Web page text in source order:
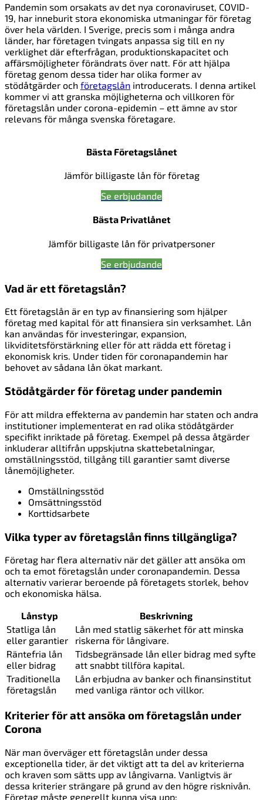
Pandemin som orsakats av det nya coronaviruset, COVID-
19, har inneburit stora ekonomiska utmaningar för företag
över hela världen. I Sverige, precis som i många andra
länder, har företagen tvingats anpassa sig till en ny
verklighet där efterfrågan, produktionskapacitet och
affärsmöjligheter förändrats över natt. För att hjälpa
företag genom dessa tider har olika former av
stödåtgärder och företagslån introducerats. I denna artikel
kommer vi att granska möjligheterna och villkoren för
företagslån under corona-epidemin – ett ämne av stor
relevans för många svenska företagare.
Bästa Företagslånet
Jämför billigaste lån för företag
Se erbjudande
Bästa Privatlånet
Jämför billigaste lån för privatpersoner
Se erbjudande
Vad är ett företagslån?
Ett företagslån är en typ av finansiering som hjälper
företag med kapital för att finansiera sin verksamhet. Lån
kan användas för investeringar, expansion,
likviditetsförstärkning eller för att rädda ett företag i
ekonomisk kris. Under tiden för coronapandemin har
behovet av sådana lån ökat markant.
Stödåtgärder för företag under pandemin
För att mildra effekterna av pandemin har staten och andra
institutioner implementerat en rad olika stödåtgärder
specifikt inriktade på företag. Exempel på dessa åtgärder
inkluderar alltifrån uppskjutna skattebetalningar,
omställningsstöd, tillgång till garantier samt diverse
lånemöjligheter.
Omställningsstöd
Omsättningsstöd
Korttidsarbete
Vilka typer av företagslån finns tillgängliga?
Företag har flera alternativ när det gäller att ansöka om
och ta emot företagslån under coronapandemin. Dessa
alternativ varierar beroende på företagets storlek, behov
och ekonomiska hälsa.
Lånstyp
Beskrivning
Statliga lån
eller garantier
Lån med statlig säkerhet för att minska
riskerna för långivare.
Räntefria lån
eller bidrag
Tidsbegränsade lån eller bidrag med syfte
att snabbt tillföra kapital.
Traditionella
företagslån
Lån erbjudna av banker och finansinstitut
med vanliga räntor och villkor.
Kriterier för att ansöka om företagslån under
Corona
När man överväger ett företagslån under dessa
exceptionella tider, är det viktigt att ta del av kriterierna
och kraven som sätts upp av långivarna. Vanligtvis är
dessa kriterier strängare på grund av den högre risknivån.
Företag måste generellt kunna visa upp: